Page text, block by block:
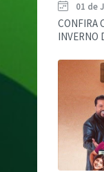
01 de
CONFIRA
INVERNO